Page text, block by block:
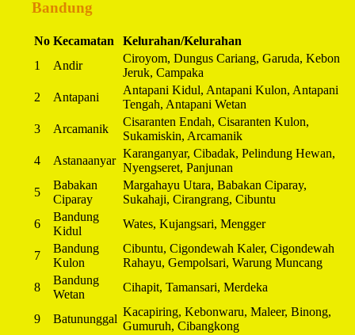
Bandung
No Kecamatan
Kelurahan/Kelurahan
1
Andir
Ciroyom, Dungus Cariang, Garuda, Kebon
Jeruk, Campaka
2
Antapani
Antapani Kidul, Antapani Kulon, Antapani
Tengah, Antapani Wetan
3
Arcamanik
Cisaranten Endah, Cisaranten Kulon,
Sukamiskin, Arcamanik
4
Astanaanyar
Karanganyar, Cibadak, Pelindung Hewan,
Nyengseret, Panjunan
5
Babakan
Ciparay
Margahayu Utara, Babakan Ciparay,
Sukahaji, Cirangrang, Cibuntu
6
Bandung
Kidul
Wates, Kujangsari, Mengger
7
Bandung
Kulon
Cibuntu, Cigondewah Kaler, Cigondewah
Rahayu, Gempolsari, Warung Muncang
8
Bandung
Wetan
Cihapit, Tamansari, Merdeka
9 Batununggal
Kacapiring, Kebonwaru, Maleer, Binong,
Gumuruh, Cibangkong